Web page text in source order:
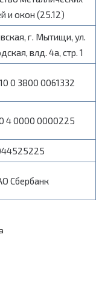
и окон (25.12)
г. Мытищи, ул.
влд. 4а, стр. 1
0 3800 0061332
4 0000 0000225
Сбербанк